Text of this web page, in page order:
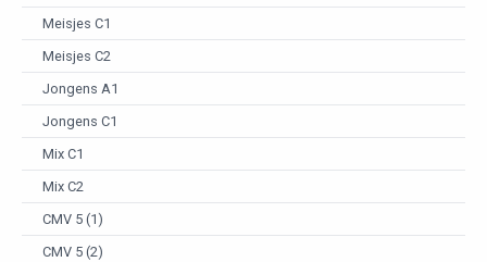
Meisjes C1
Meisjes C2
Jongens A1
Jongens C1
Mix C1
Mix C2
CMV 5 (1)
CMV 5 (2)